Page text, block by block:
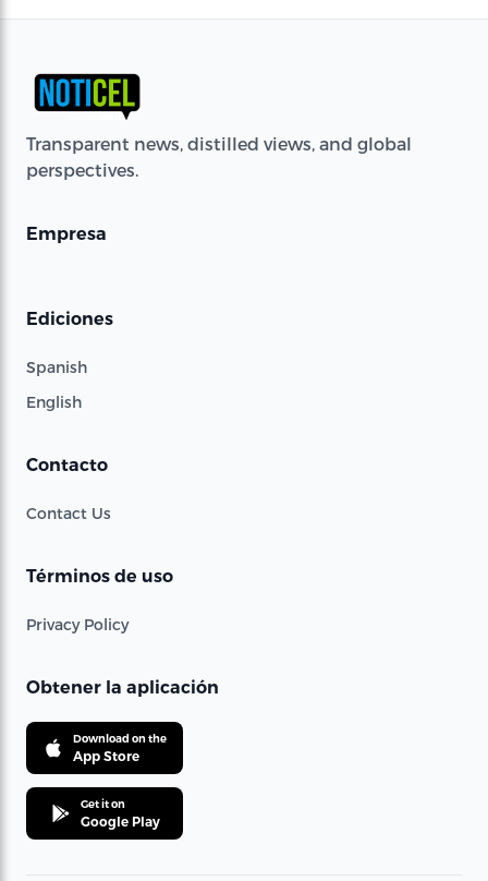
Transparent news, distilled views, and global
perspectives.
Empresa
Ediciones
Spanish
English
Contacto
Contact Us
Términos de uso
Privacy Policy
Obtener la aplicación
Download on the
App Store
Get it on
Google Play